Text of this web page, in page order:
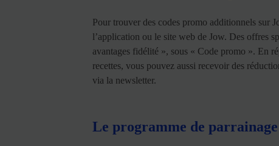
Pour trouver des codes promo additionnels sur
l’application ou le site web de Jow. Des offres
avantages fidélité », sous « Code promo ». En
recettes, vous pouvez aussi recevoir des
via la newsletter.
Le programme de